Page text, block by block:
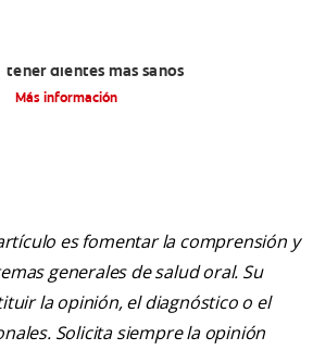
tener dientes más sanos
Más información
es fomentar la comprensión y
generales de salud oral. Su
la opinión, el diagnóstico o el
Solicita siempre la opinión